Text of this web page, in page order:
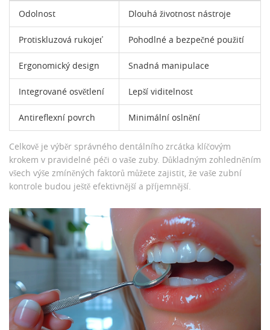
Odolnost Dlouhá životnost nástroje
Protiskluzová rukojeť Pohodlné a bezpečné použití
Ergonomický design Snadná manipulace
Integrované osvětlení Lepší viditelnost
Antireflexní povrch Minimální oslnění
Celkově je výběr správného dentálního zrcátka klíčovým
krokem v pravidelné péči o vaše zuby. Důkladným zohledněním
všech výše zmíněných faktorů můžete zajistit, že vaše zubní
kontrole budou ještě efektivnější a příjemnější.